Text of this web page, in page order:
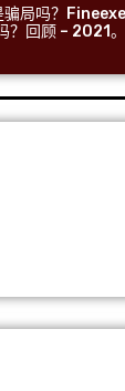
局吗？
？回顾 – 2021。